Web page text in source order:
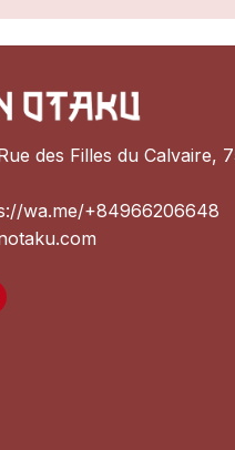
des Filles du Calvaire,
wa.me/+84966206648